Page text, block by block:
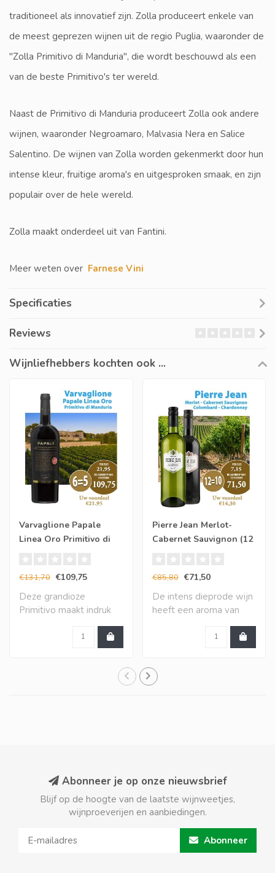
traditioneel als innovatief zijn. Zolla produceert enkele van
de meest geprezen wijnen uit de regio Puglia, waaronder de
"Zolla Primitivo di Manduria", die wordt beschouwd als een
van de beste Primitivo's ter wereld.
Naast de Primitivo di Manduria produceert Zolla ook andere
wijnen, waaronder Negroamaro, Malvasia Nera en Salice
Salentino. De wijnen van Zolla worden gekenmerkt door hun
intense kleur, fruitige aroma's en uitgesproken smaak, en zijn
populair over de hele wereld.
Zolla maakt onderdeel uit van Fantini.
Meer weten over Farnese Vini
Specificaties
Reviews
Wijnliefhebbers kochten ook ...
Varvaglione Papale
Linea Oro Primitivo di
€131,70 €109,75
Deze grandioze
Primitivo maakt indruk
met een vol en zeer in..
Pierre Jean Merlot-
Cabernet Sauvignon (12
€85,80 €71,50
De intens dieprode wijn
heeft een aroma van
Abonneer je op onze nieuwsbrief
Blijf op de hoogte van de laatste wijnweetjes,
wijnproeverijen en aanbiedingen.
Abonneer